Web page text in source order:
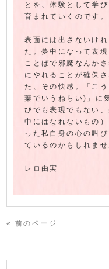
とを、体験として学
育まれていくのです。
表面には出さないけ
た。夢中になって表
ことばで邪魔なんか
にやれることが確保
た、その快感。「こ
葉でいうねらい)」に
びでも表現でもない
中にはなれないもの
った私自身の心の叫
ているのかもしれませ
レロ由実
« 前のページ